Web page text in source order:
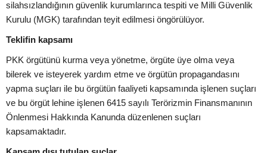
silahsızlandığının güvenlik kurumlarınca tespiti ve Milli Güvenlik
Kurulu (MGK) tarafından teyit edilmesi öngörülüyor.
Teklifin kapsamı
PKK örgütünü kurma veya yönetme, örgüte üye olma veya
bilerek ve isteyerek yardım etme ve örgütün propagandasını
yapma suçları ile bu örgütün faaliyeti kapsamında işlenen suçları
ve bu örgüt lehine işlenen 6415 sayılı Terörizmin Finansmanının
Önlenmesi Hakkında Kanunda düzenlenen suçları
kapsamaktadır.